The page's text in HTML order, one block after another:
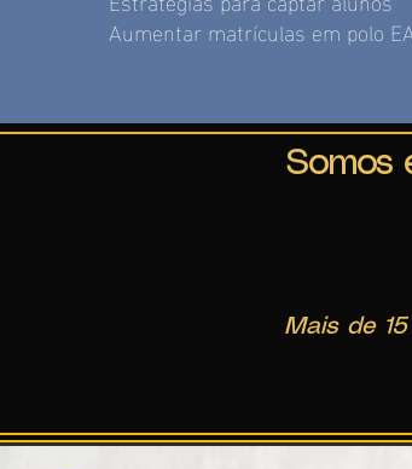
Aumentar matrículas em polo
Somos
Mais de